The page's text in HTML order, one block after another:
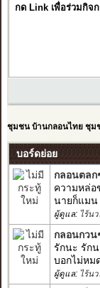
กด Link เพื่อร่วมกิจ
ชุมชน บ้านกลอนไทย ชุม
บอร์ดย่อย
กลอนตลก
ความหล่อ
นายก็แมน
ผู้ดูแล: ไร้น
กลอนกวน
รักนะ รัก
บอกไม่หม
ผู้ดูแล: ไร้น